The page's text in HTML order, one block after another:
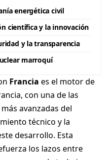
energética civil
científica y la innovación
y la transparencia
marroquí
Francia es el motor de
con una de las
avanzadas del
técnico y la
desarrollo. Esta
los lazos entre